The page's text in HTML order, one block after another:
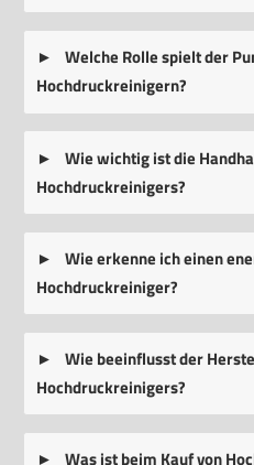
Welche Rolle spielt der
Hochdruckreinigern?
Wie wichtig ist die
Hochdruckreinigers?
Wie erkenne ich einen
Hochdruckreiniger?
Wie beeinflusst der
Hochdruckreinigers?
Was ist beim Kauf von